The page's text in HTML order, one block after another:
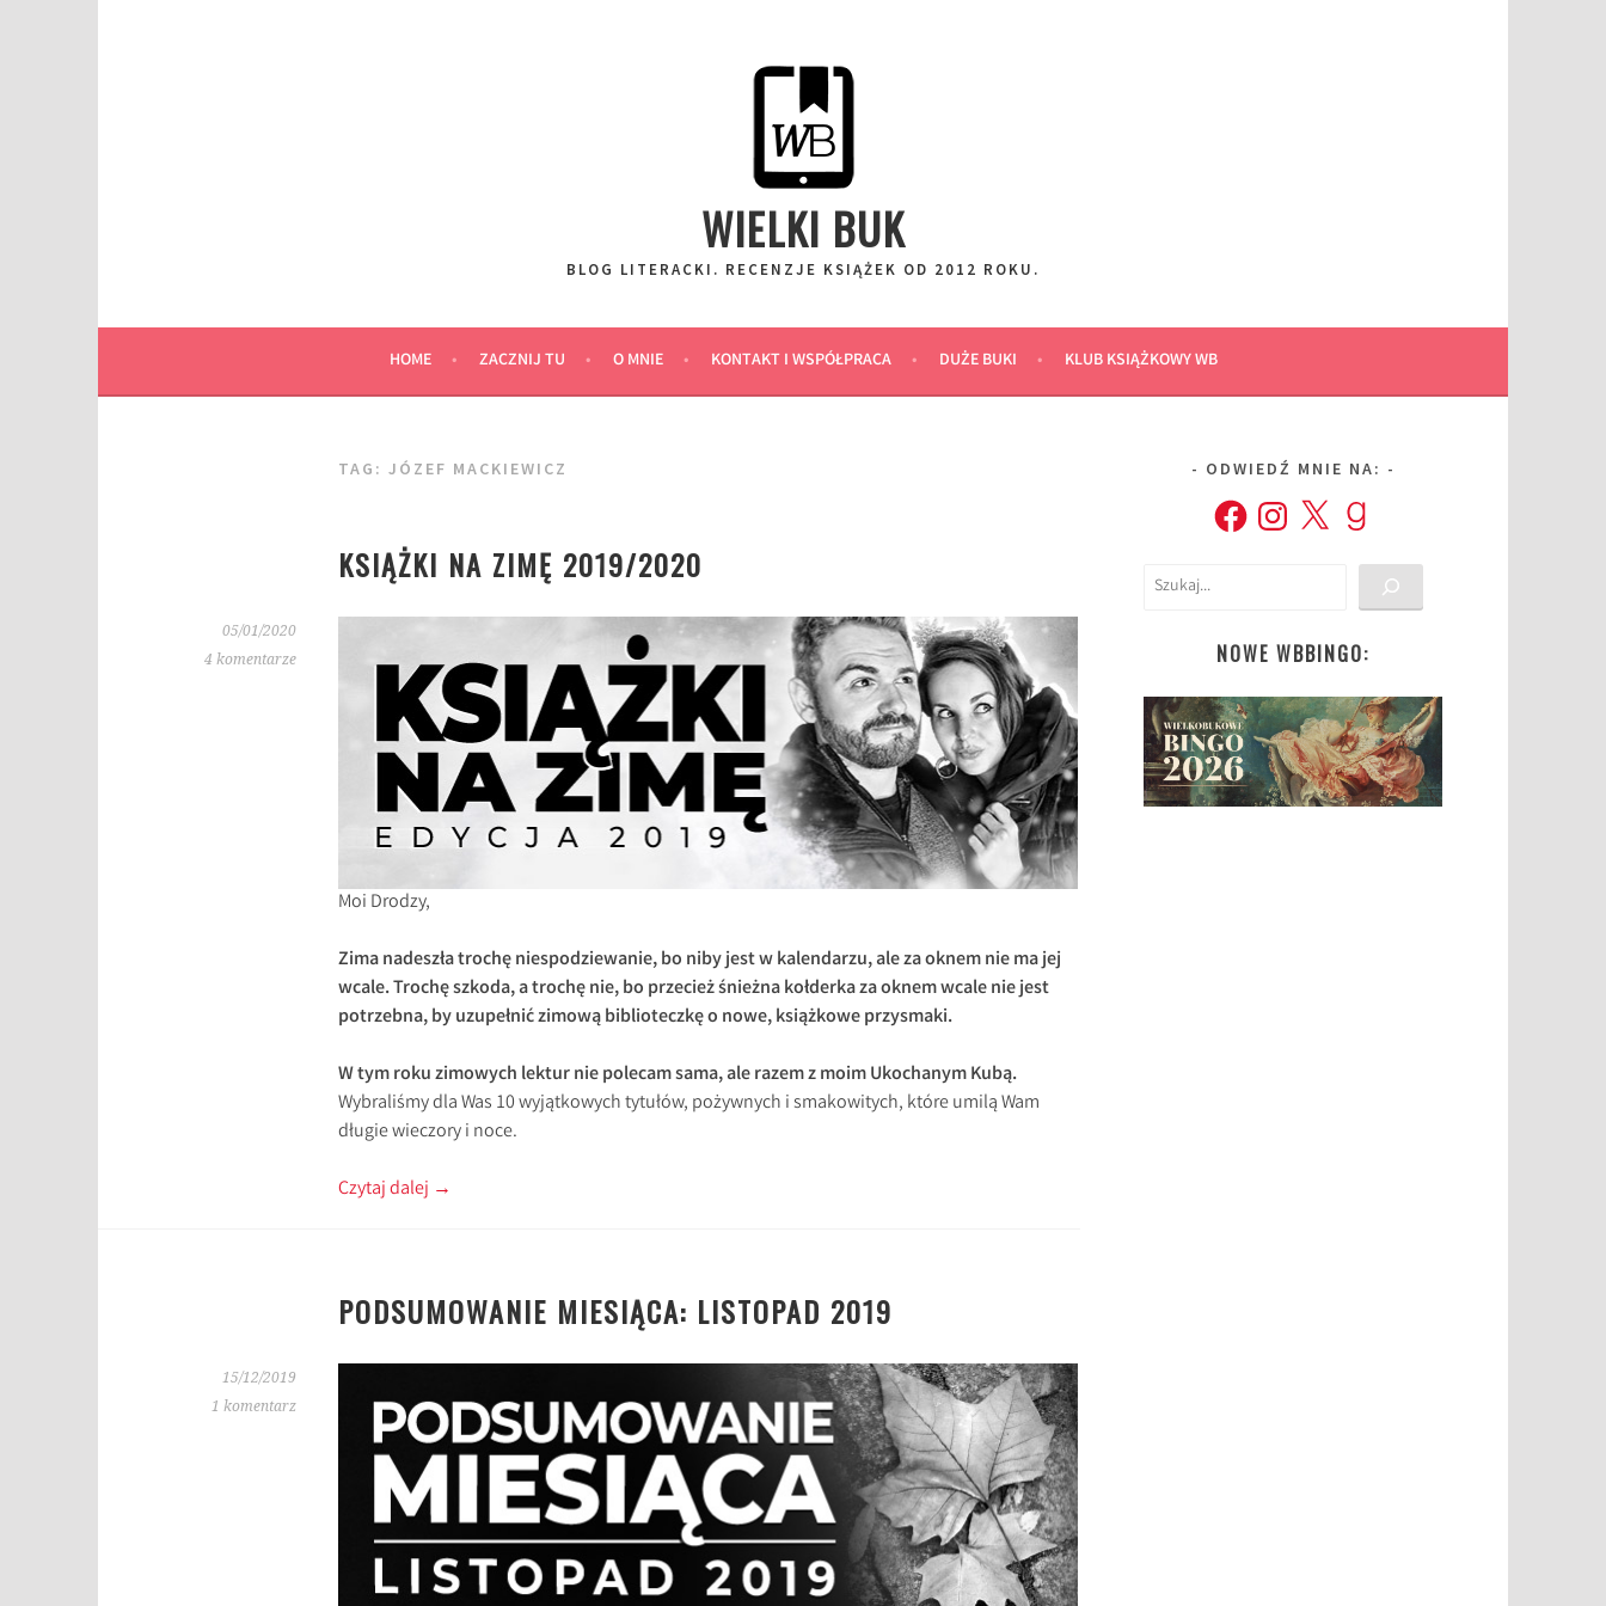
WIELKI BUK
BLOG LITERACKI. RECENZJE KSIĄŻEK OD 2012 ROKU.
HOME ZACZNIJ TU O MNIE KONTAKT I WSPÓŁPRACA DUŻE BUKI KLUB KSIĄŻKOWY WB
TAG: JÓZEF MACKIEWICZ
KSIĄŻKI NA ZIMĘ 2019/2020
05/01/2020
4 komentarze
Moi Drodzy,
Zima nadeszła trochę niespodziewanie, bo niby jest w kalendarzu, ale za oknem nie ma jej
wcale. Trochę szkoda, a trochę nie, bo przecież śnieżna kołderka za oknem wcale nie jest
potrzebna, by uzupełnić zimową biblioteczkę o nowe, książkowe przysmaki.
W tym roku zimowych lektur nie polecam sama, ale razem z moim Ukochanym Kubą.
Wybraliśmy dla Was 10 wyjątkowych tytułów, pożywnych i smakowitych, które umilą Wam
długie wieczory i noce.
Czytaj dalej →
PODSUMOWANIE MIESIĄCA: LISTOPAD 2019
15/12/2019
1 komentarz
ODWIEDŹ MNIE NA:
FacebookInstagram
X Goodreads
Szukaj
NOWE WBBINGO: